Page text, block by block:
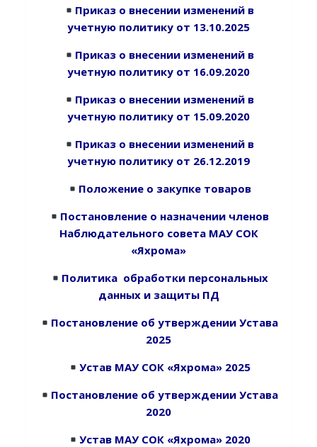
Приказ о внесении изменений в
учетную политику от 13.10.2025
Приказ о внесении изменений в
учетную политику от 16.09.2020
Приказ о внесении изменений в
учетную политику от 15.09.2020
Приказ о внесении изменений в
учетную политику от 26.12.2019
Положение о закупке товаров
Постановление о назначении членов
Наблюдательного совета МАУ СОК
«Яхрома»
Политика обработки персональных
данных и защиты ПД
Постановление об утверждении Устава
2025
Устав МАУ СОК «Яхрома» 2025
Постановление об утверждении Устава
2020
Устав МАУ СОК «Яхрома» 2020